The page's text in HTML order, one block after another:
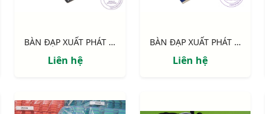
BÀN ĐẠP XUẤT PHÁT NHÔM CAO CẤP DÙNG CHO THI ĐẤU
Liên hệ
BÀN ĐẠP XUẤT PHÁT NHÔM DÙNG CHO THI ĐẤU
Liên hệ